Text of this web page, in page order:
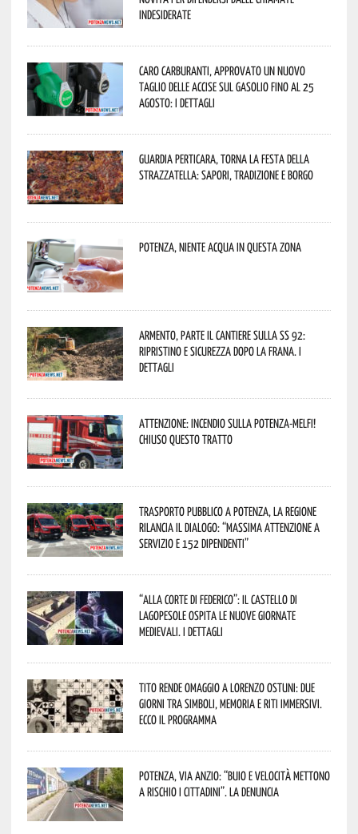
indesiderate
Caro carburanti, approvato un nuovo
taglio delle accise sul gasolio fino al 25
agosto: i dettagli
Guardia Perticara, torna la Festa della
Strazzatella: sapori, tradizione e borgo
Potenza, niente acqua in questa zona
Armento, parte il cantiere sulla SS 92:
ripristino e sicurezza dopo la frana. I
dettagli
Attenzione: incendio sulla Potenza-Melfi!
Chiuso questo tratto
Trasporto pubblico a Potenza, la Regione
rilancia il dialogo: “Massima attenzione a
servizio e 152 dipendenti”
“Alla corte di Federico”: il Castello di
Lagopesole ospita le nuove Giornate
Medievali. I dettagli
Tito rende omaggio a Lorenzo Ostuni: due
giorni tra simboli, memoria e riti immersivi.
Ecco il programma
Potenza, Via Anzio: “Buio e velocità mettono
a rischio i cittadini”. La denuncia